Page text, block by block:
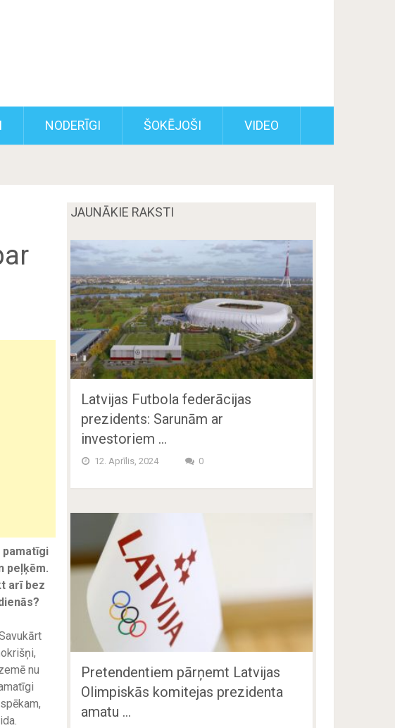
NODERĪGI ŠOKĒJOŠI VIDEO
pamatīgi
peļķēm.
arī bez
nu
JAUNĀKIE RAKSTI
Latvijas Futbola federācijas
prezidents: Sarunām ar
investoriem …
12. Aprīlis, 2024 0
Pretendentiem pārņemt Latvijas
Olimpiskās komitejas prezidenta
amatu …